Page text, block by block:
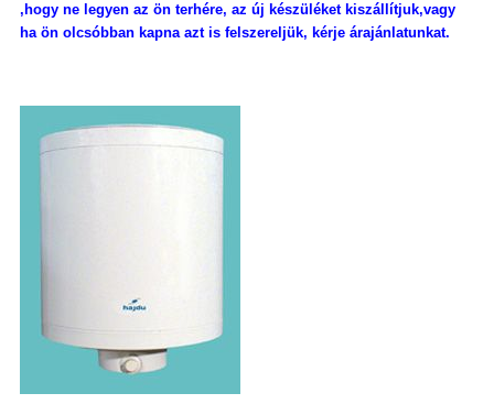
,hogy ne legyen az ön terhére, az új készüléket kiszállítjuk,vagy
ha ön olcsóbban kapna azt is felszereljük, kérje árajánlatunkat.